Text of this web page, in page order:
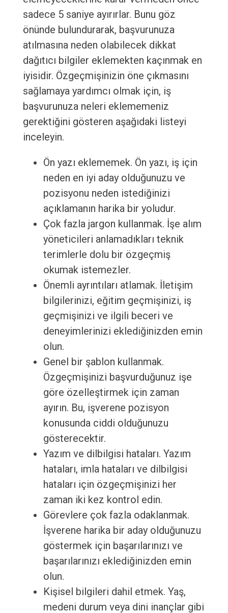
sadece 5 saniye ayırırlar. Bunu göz
önünde bulundurarak, başvurunuza
atılmasına neden olabilecek dikkat
dağıtıcı bilgiler eklemekten kaçınmak en
iyisidir. Özgeçmişinizin öne çıkmasını
sağlamaya yardımcı olmak için, iş
başvurunuza neleri eklememeniz
gerektiğini gösteren aşağıdaki listeyi
inceleyin.
Ön yazı eklememek. Ön yazı, iş için
neden en iyi aday olduğunuzu ve
pozisyonu neden istediğinizi
açıklamanın harika bir yoludur.
Çok fazla jargon kullanmak. İşe alım
yöneticileri anlamadıkları teknik
terimlerle dolu bir özgeçmiş
okumak istemezler.
Önemli ayrıntıları atlamak. İletişim
bilgilerinizi, eğitim geçmişinizi, iş
geçmişinizi ve ilgili beceri ve
deneyimlerinizi eklediğinizden emin
olun.
Genel bir şablon kullanmak.
Özgeçmişinizi başvurduğunuz işe
göre özelleştirmek için zaman
ayırın. Bu, işverene pozisyon
konusunda ciddi olduğunuzu
gösterecektir.
Yazım ve dilbilgisi hataları. Yazım
hataları, imla hataları ve dilbilgisi
hataları için özgeçmişinizi her
zaman iki kez kontrol edin.
Görevlere çok fazla odaklanmak.
İşverene harika bir aday olduğunuzu
göstermek için başarılarınızı ve
başarılarınızı eklediğinizden emin
olun.
Kişisel bilgileri dahil etmek. Yaş,
medeni durum veya dini inançlar gibi